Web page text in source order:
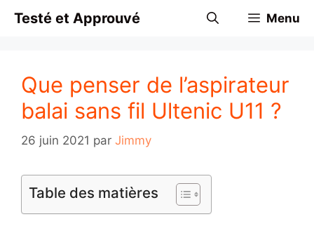
Testé et Approuvé Menu
Que penser de l’aspirateur
balai sans fil Ultenic U11 ?
26 juin 2021 par Jimmy
Table des matières